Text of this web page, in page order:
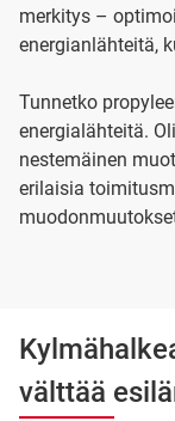
merkitys –
energianlähteitä,
Tunnetko
energialähteitä.
nestemäinen
erilaisia
välttää